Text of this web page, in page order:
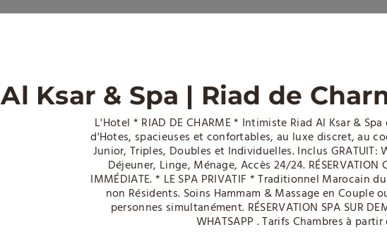
Al Ksar & Spa | Riad de
L'Hotel * RIAD DE CHARME * Intimiste Riad Al Ksar &
d'Hotes, spacieuses et confortables, au luxe discret, au
Junior, Triples, Doubles et Individuelles. Inclus
Déjeuner, Linge, Ménage, Accès 24/24. RÉSERVATION
IMMÉDIATE. * LE SPA PRIVATIF * Traditionnel Marocain
non Résidents. Soins Hammam & Massage en Couple
personnes simultanément. RÉSERVATION SPA SUR
WHATSAPP . Tarifs Chambres à partir